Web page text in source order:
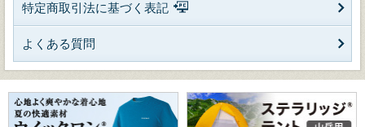
特定商取引法に基づく表記
よくある質問